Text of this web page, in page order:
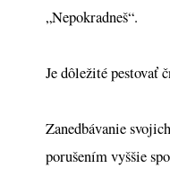
„Nepokradneš“.
Je dôležité pestovať
Zanedbávanie
porušením vyššie